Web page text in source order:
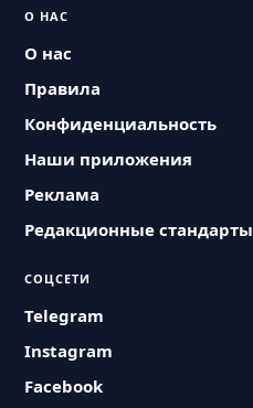
О НАС
О нас
Правила
Конфиденциальность
Наши приложения
Реклама
Редакционные стандарты
СОЦСЕТИ
Telegram
Instagram
Facebook